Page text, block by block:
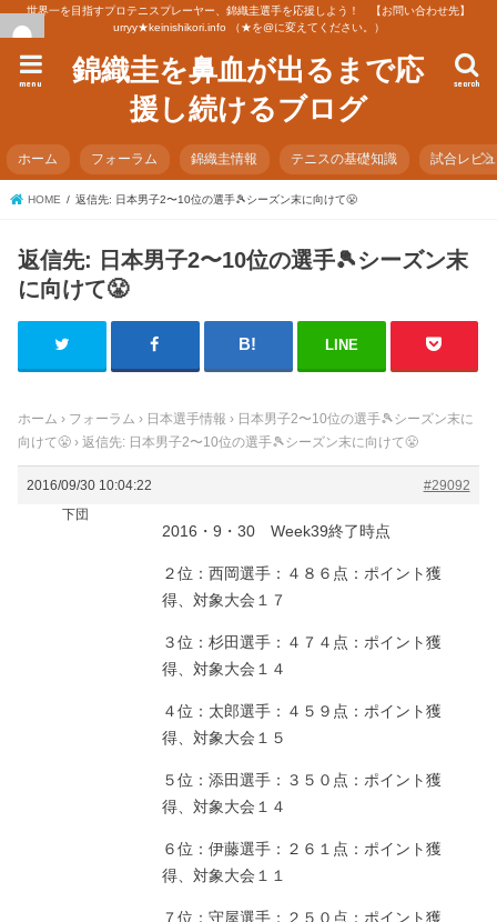
世界一を目指すプロテニスプレーヤー、錦織圭選手を応援しよう！ 【お問い合わせ先】
urryy★keinishikori.info （★を@に変えてください。）
錦織圭を鼻血が出るまで応
援し続けるブログ
search
menu
ホーム フォーラム 錦織圭情報 テニスの基礎知識 試合レビ
HOME 返信先: 日本男子2〜10位の選手🎾シーズン末に向けて😤
返信先: 日本男子2〜10位の選手🎾シーズン末
に向けて😤
LINE
ホーム › フォーラム › 日本選手情報 › 日本男子2〜10位の選手🎾シーズン末に
向けて😤 › 返信先: 日本男子2〜10位の選手🎾シーズン末に向けて😤
2016/09/30 10:04:22
#29092
下団
2016・9・30 Week39終了時点
２位：西岡選手：４８６点：ポイント獲
得、対象大会１７
３位：杉田選手：４７４点：ポイント獲
得、対象大会１４
４位：太郎選手：４５９点：ポイント獲
得、対象大会１５
５位：添田選手：３５０点：ポイント獲
得、対象大会１４
６位：伊藤選手：２６１点：ポイント獲
得、対象大会１１
７位：守屋選手：２５０点：ポイント獲